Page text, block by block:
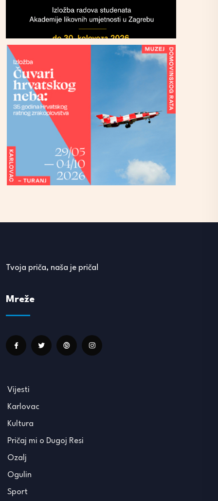
Tvoja priča, naša je priča!
Mreže
Vijesti
Karlovac
Kultura
Pričaj mi o Dugoj Resi
Ozalj
Ogulin
Sport